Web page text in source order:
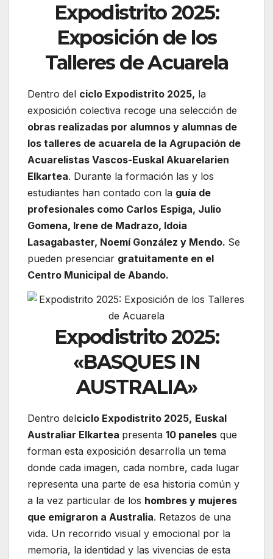
Expodistrito 2025:
Exposición de los
Talleres de Acuarela
Dentro del ciclo Expodistrito 2025, la
exposición colectiva recoge una selección de
obras realizadas por alumnos y alumnas de
los talleres de acuarela de la Agrupación de
Acuarelistas Vascos-Euskal Akuarelarien
Elkartea. Durante la formación las y los
estudiantes han contado con la guía de
profesionales como Carlos Espiga, Julio
Gomena, Irene de Madrazo, Idoia
Lasagabaster, Noemí González y Mendo. Se
pueden presenciar gratuitamente en el
Centro Municipal de Abando.
Expodistrito 2025:
«BASQUES IN
AUSTRALIA»
Dentro delciclo Expodistrito 2025, Euskal
Australiar Elkartea presenta 10 paneles que
forman esta exposición desarrolla un tema
donde cada imagen, cada nombre, cada lugar
representa una parte de esa historia común y
a la vez particular de los hombres y mujeres
que emigraron a Australia. Retazos de una
vida. Un recorrido visual y emocional por la
memoria, la identidad y las vivencias de esta